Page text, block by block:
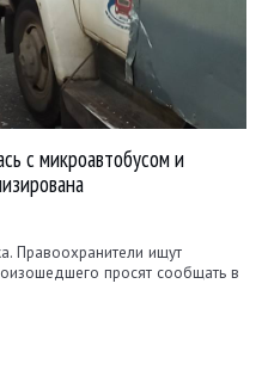
с микроавтобусом и
Правоохранители ищут
просят сообщать в